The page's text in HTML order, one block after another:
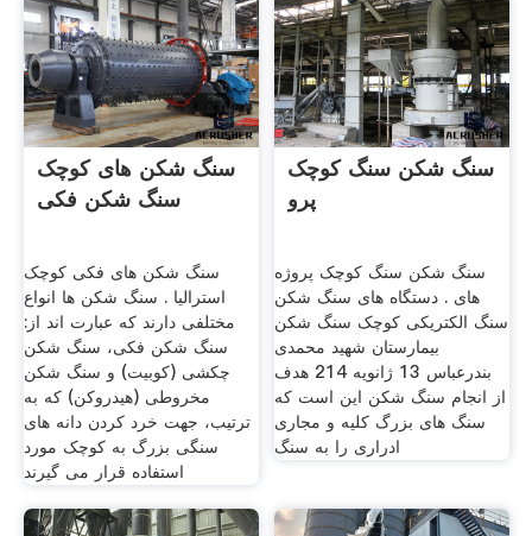
سنگ شکن های کوچک
سنگ شکن فکی
سنگ شکن های فکی کوچک
استرالیا . سنگ شکن ها انواع
مختلفی دارند که عبارت اند از:‌
سنگ شکن فکی، سنگ شکن
چکشی (کوبیت)‌ و سنگ شکن
مخروطی (هیدروکن)‌ که به
ترتیب، جهت خرد کردن دانه های
سنگی بزرگ به کوچک مورد
استفاده قرار می گیرند
سنگ شکن سنگ کوچک
پرو
سنگ شکن سنگ کوچک پروژه
های . دستگاه های سنگ شکن
سنگ الکتریکی کوچک سنگ شکن
بیمارستان شهید محمدی
بندرعباس 13 ژانويه 214 هدف
از انجام سنگ شکن این است که
سنگ های بزرگ کلیه و مجاری
ادراری را به سنگ